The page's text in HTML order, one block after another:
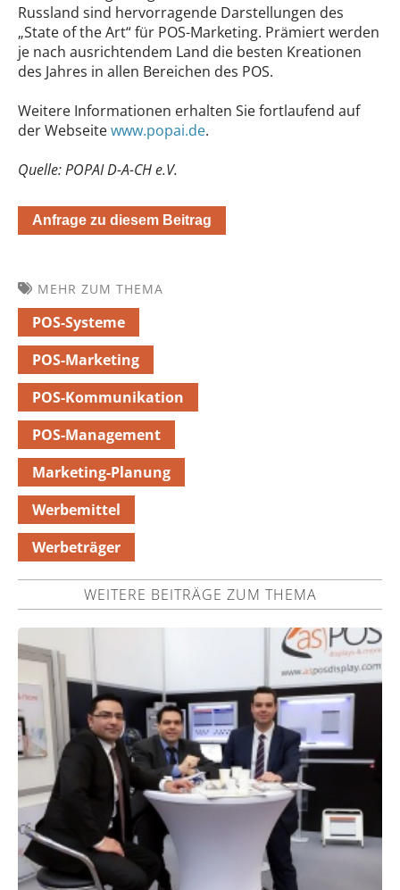
Russland sind hervorragende Darstellungen des
„State of the Art“ für POS-Marketing. Prämiert werden
je nach ausrichtendem Land die besten Kreationen
des Jahres in allen Bereichen des POS.
Weitere Informationen erhalten Sie fortlaufend auf
der Webseitewww.popai.de.
Quelle: POPAI D-A-CH e.V.
Anfrage zu diesem Beitrag
MEHR ZUM THEMA
POS-Systeme
POS-Marketing
POS-Kommunikation
POS-Management
Marketing-Planung
Werbemittel
Werbeträger
WEITERE BEITRÄGE ZUM THEMA